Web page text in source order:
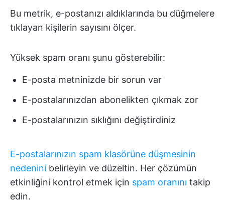
Bu metrik, e-postanızı aldıklarında bu düğmelere
tıklayan kişilerin sayısını ölçer.
Yüksek spam oranı şunu gösterebilir:
E-posta metninizde bir sorun var
E-postalarınızdan abonelikten çıkmak zor
E-postalarınızın sıklığını değiştirdiniz
E-postalarınızın spam klasörüne düşmesinin
nedenini belirleyin ve düzeltin. Her çözümün
etkinliğini kontrol etmek için spam oranını takip
edin.